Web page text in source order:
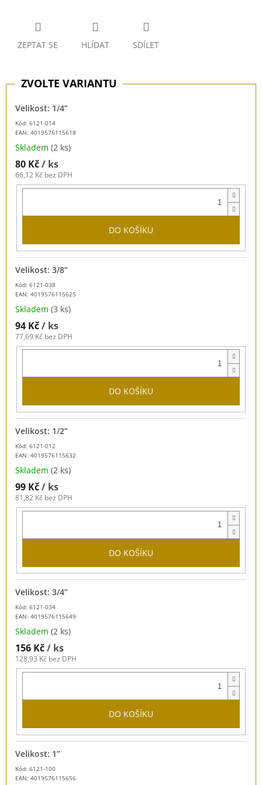
ZEPTAT SE HLÍDAT SDÍLET
Kód: 6121-014
EAN: 4019576115618
Velikost: 1/4”
Skladem (2 ks)
80 Kč/ ks
66,12 Kč bez DPH
DO KOŠÍKU
Kód: 6121-038
EAN: 4019576115625
Velikost: 3/8”
Skladem (3 ks)
94 Kč/ ks
77,69 Kč bez DPH
DO KOŠÍKU
Kód: 6121-012
EAN: 4019576115632
Velikost: 1/2”
Skladem (2 ks)
99 Kč/ ks
81,82 Kč bez DPH
DO KOŠÍKU
Kód: 6121-034
EAN: 4019576115649
Velikost: 3/4”
Skladem (2 ks)
156 Kč/ ks
128,93 Kč bez DPH
DO KOŠÍKU
Kód: 6121-100
EAN: 4019576115656
Velikost: 1”